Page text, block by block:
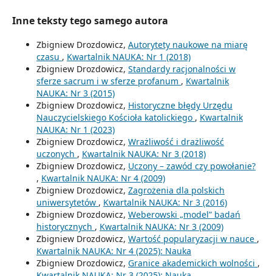
Inne teksty tego samego autora
Zbigniew Drozdowicz, Autorytety naukowe na miarę
czasu , Kwartalnik NAUKA: Nr 1 (2018)
Zbigniew Drozdowicz, Standardy racjonalności w
sferze sacrum i w sferze profanum , Kwartalnik
NAUKA: Nr 3 (2015)
Zbigniew Drozdowicz, Historyczne błędy Urzędu
Nauczycielskiego Kościoła katolickiego , Kwartalnik
NAUKA: Nr 1 (2023)
Zbigniew Drozdowicz, Wrażliwość i drażliwość
uczonych , Kwartalnik NAUKA: Nr 3 (2018)
Zbigniew Drozdowicz, Uczony – zawód czy powołanie?
, Kwartalnik NAUKA: Nr 4 (2009)
Zbigniew Drozdowicz, Zagrożenia dla polskich
uniwersytetów , Kwartalnik NAUKA: Nr 3 (2016)
Zbigniew Drozdowicz, Weberowski „model” badań
historycznych , Kwartalnik NAUKA: Nr 3 (2009)
Zbigniew Drozdowicz, Wartość popularyzacji w nauce ,
Kwartalnik NAUKA: Nr 4 (2025): Nauka
Zbigniew Drozdowicz, Granice akademickich wolności ,